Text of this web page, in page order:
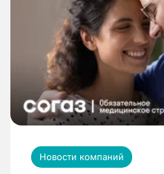
Новости компаний